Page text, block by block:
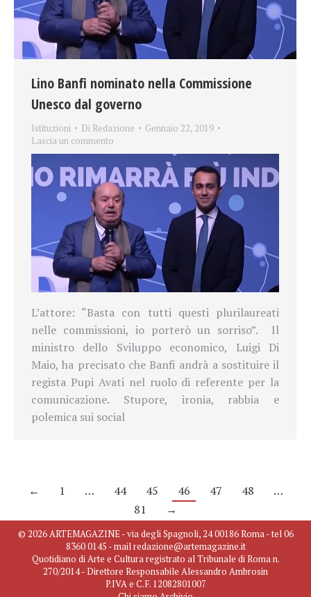
Lino Banfi nominato nella Commissione
Unesco dal governo
Istituzioni Di Redazione
Gennaio 22, 2019
Lascia un commento
L’attore: “Basta con tutti questi plurilaureati
nelle commissioni, io porterò un sorriso”. Il
ministro dello Sviluppo economico, Luigi Di
Maio, ha precisato che Banfi andrà a sostituire il
regista Pupi Avati nel ruolo di referente per la
comunicazione. Stupore, ironia, rabbia e
polemica sui social
← 1 … 44 45 46 47 48
…
81
→
© 2026 ARTEMAGAZINE - via degli Spagnoli, 24 00186 Roma - tel 06
8360 0145 - mail redazione@artemagazine.it
Quotidiano di Arte e Cultura registrato al Tribunale di Roma n.
270/2014 - Direttore Responsabile Alessandro Ambrosin
P.IVA e C.F. 12082801007